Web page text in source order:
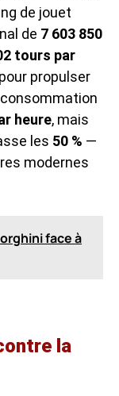
de jouet
de 7 603 850
tours par
propulser
heure, mais
les 50 % —
modernes
face à
la